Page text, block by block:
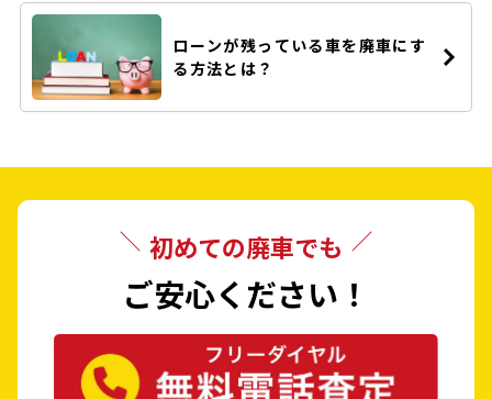
ローンが残っている車を廃車にす
る方法とは？
初めての廃車でも
ご安心ください！